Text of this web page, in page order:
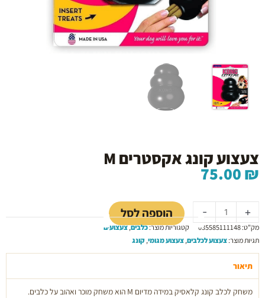
צעצוע קונג אקסטרים M
75.00₪
-
של
צעצוע
קונג
אקסטרים
M
+ הוספה לסל
מק"ט:035585111148 קטגוריות מוצר:כלבים,צעצועים
תגיות מוצר:צעצוע לכלבים,צעצוע מגומי,קונג
תיאור
משחק לכלב קונג קלאסיק במידה מדיום M הוא משחק מוכר ואהוב על כלבים.